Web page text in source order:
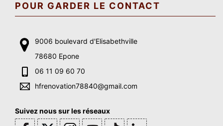
POUR GARDER LE CONTACT
9006 boulevard d'Elisabethville
78680 Epone
06 11 09 60 70
hfrenovation78840@gmail.com
Suivez nous sur les réseaux